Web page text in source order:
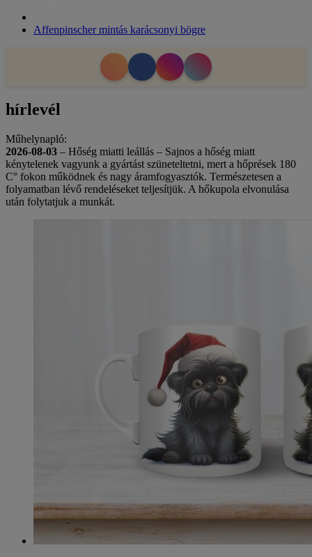
Affenpinscher mintás karácsonyi bögre
hírlevél
Műhelynapló:
2026-08-03 – Hőség miatti leállás – Sajnos a hőség miatt
kénytelenek vagyunk a gyártást szüneteltetni, mert a hőprések 180
C° fokon működnek és nagy áramfogyasztók. Természetesen a
folyamatban lévő rendeléseket teljesítjük. A hőkupola elvonulása
után folytatjuk a munkát.